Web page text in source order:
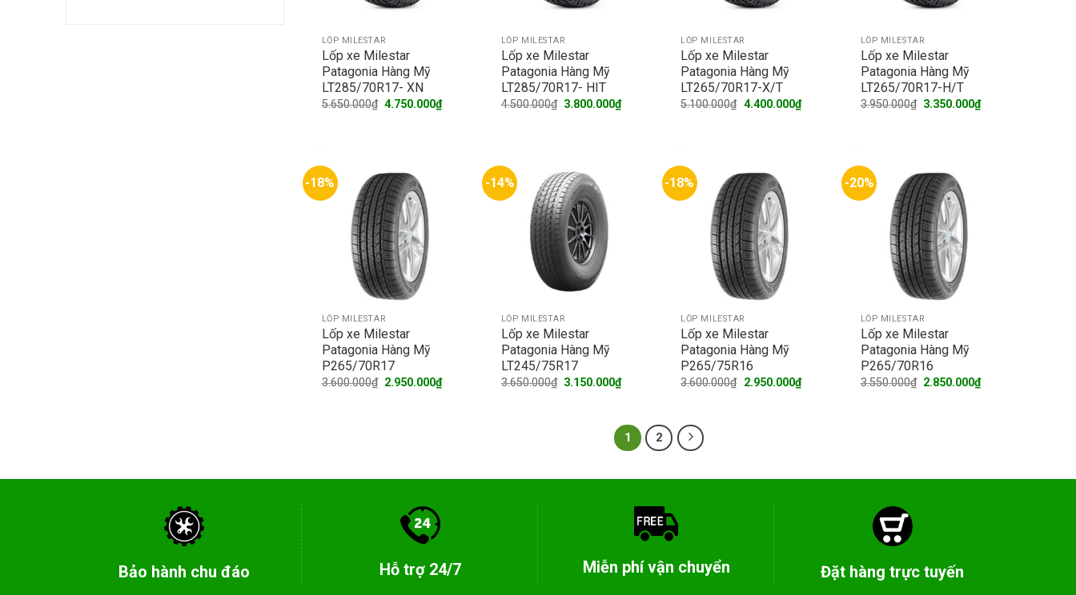
LỐP MILESTAR
Lốp xe Milestar
Patagonia Hàng Mỹ
LT285/70R17- XN
5.650.000₫ Original
4.750.000₫Current
price
LỐP MILESTAR
Lốp xe Milestar
Patagonia Hàng Mỹ
LT285/70R17- HIT
4.500.000₫ Original
3.800.000₫Current
price
LỐP MILESTAR
Lốp xe Milestar
Patagonia Hàng Mỹ
LT265/70R17-X/T
5.100.000₫ Original
4.400.000₫Current
price
LỐP MILESTAR
Lốp xe Milestar
Patagonia Hàng Mỹ
LT265/70R17-H/T
3.950.000₫ Original
3.350.000₫Current
price
-18%
LỐP MILESTAR
Lốp xe Milestar
Patagonia Hàng Mỹ
P265/70R17
3.600.000₫ Original
2.950.000₫Current
price
-14%
LỐP MILESTAR
Lốp xe Milestar
Patagonia Hàng Mỹ
LT245/75R17
3.650.000₫ Original
3.150.000₫Current
price
-18%
LỐP MILESTAR
Lốp xe Milestar
Patagonia Hàng Mỹ
P265/75R16
3.600.000₫ Original
2.950.000₫Current
price
-20%
LỐP MILESTAR
Lốp xe Milestar
Patagonia Hàng Mỹ
P265/70R16
3.550.000₫ Original
2.850.000₫Current
price
1 2
Bảo hành chu đáo Hỗ trợ 24/7 Miễn phí vận chuyển Đặt hàng trực tuyến